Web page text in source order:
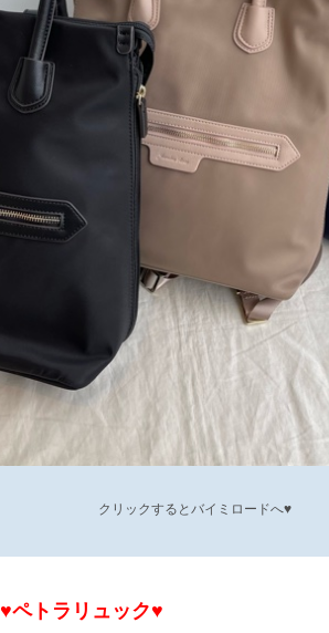
クリックするとバイミロードへ♥
♥ペトラリュック♥